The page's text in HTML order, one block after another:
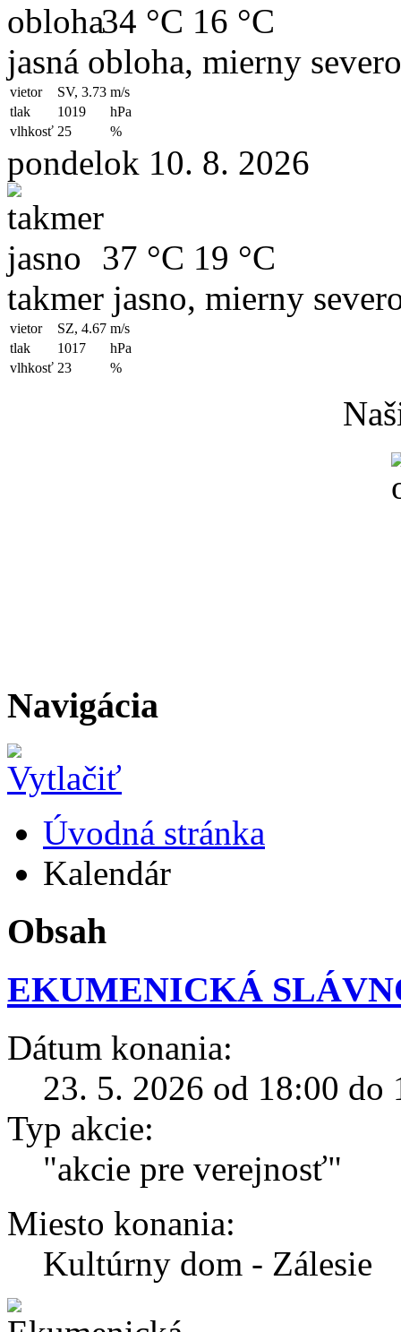
34 °C 16 °C
jasná obloha, mierny
vietor SV, 3.73 m/s
tlak
1019
hPa
vlhkosť 25 %
pondelok 10. 8. 2026
37 °C 19 °C
takmer jasno, mierny
vietor SZ, 4.67 m/s
tlak
1017
hPa
vlhkosť 23 %
Navigácia
Úvodná stránka
Kalendár
Obsah
EKUMENICKÁ
Dátum konania:
23. 5. 2026 od 18:00 do
Typ akcie:
"akcie pre verejnosť"
Miesto konania:
Kultúrny dom - Zálesie